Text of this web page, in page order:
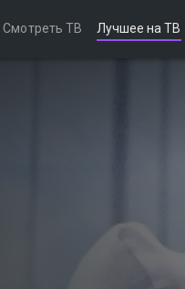
Смотреть ТВ Лучшее на ТВ